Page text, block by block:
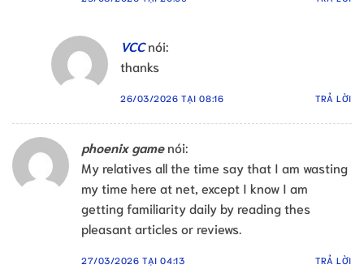
VCC nói:
thanks
26/03/2026 TẠI 08:16 TRẢ LỜI
phoenix game nói:
My relatives all the time say that I am wasting
my time here at net, except I know I am
getting familiarity daily by reading thes
pleasant articles or reviews.
27/03/2026 TẠI 04:13 TRẢ LỜI